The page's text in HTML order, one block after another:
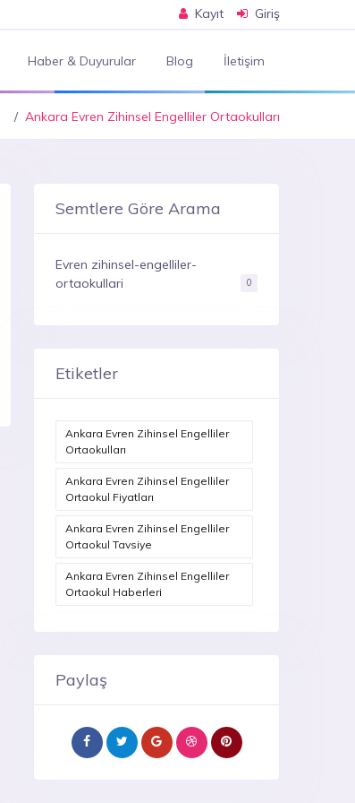
Kayıt Giriş
Haber & Duyurular Blog İletişim
Ankara Evren Zihinsel Engelliler Ortaokulları
Semtlere Göre Arama
Evren zihinsel-engelliler-
ortaokullari
0
Etiketler
Ankara Evren Zihinsel Engelliler
Ortaokulları
Ankara Evren Zihinsel Engelliler
Ortaokul Fiyatları
Ankara Evren Zihinsel Engelliler
Ortaokul Tavsiye
Ankara Evren Zihinsel Engelliler
Ortaokul Haberleri
Paylaş